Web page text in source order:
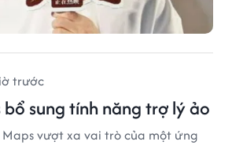
trước
sung tính năng trợ lý ảo
vượt xa vai trò của một ứng